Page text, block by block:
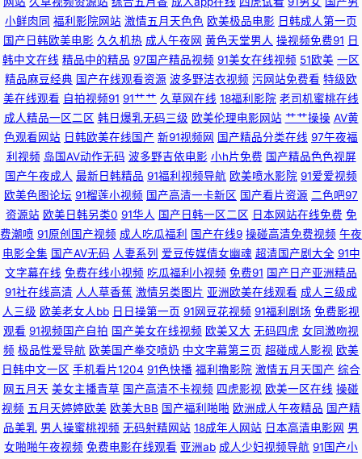
91视频在线观看h 爱豆传媒网站免费观看 超碰资源网总站 超踫社区男人天堂
亚美日 欧美中文字幕精品人妻 中文字幕日韩欧美 91n入口 在线看AV的网站
不卡 91浏览网页版豆花 91社在线观看视频 91网站网页版 传媒免费版91 东方
AV永久在线 福利社啪啪 国产福利微拍一区 先锋影音波多野结衣 先锋影音AV
资源野外 亚州麻豆91av 影音先锋AV色 91看片成人版免费看 91视频在线观
看高清 91足交视频丝袜 99草视频在线 东京热视屏 国产会所技师高跟91 九一
黄色大雷黑丝美女 欧洲精品区 日韩天天 日韩高清无码123 婷婷五月激情五
月一本 伊人婷97 伊人久久伊人 亚洲一本道色 先锋影音av资源网 最新浮力网
址公 92AV免费看 超碰在线91人人操 国产精品午夜啪啪视频 久久伊人青草
日韩精品自拍1 日韩综合在线精品 日韩色网欧美 91伊人视频 韩剧网91tv 青
小鲜肉同 福利影院网站 激情五月天色色 欧美极品电影 日韩成人第一页
国产日韩欧美电影 久久机热 成人午夜网 黄色天堂男人 操视频免费91 日
韩中文在线 精品中的精品 97国产精品视频 91美女在线视频 51欧美 一区
精品麻豆经典 国产在线观看资源 波多野洁衣视频 污网站免费看 特级欧
美在线观看 自拍视频91 91艹艹 久草网在线 18福利影院 老司机蜜桃在线
成人精品一区二区 韩日爆乳无码三级 欧美伦理电影网站 艹艹操操 AV黄
色观看网站 日韩欧美在线国产 新91视频网 国产精品分类在线 97午夜福
利视频 岛国AV动作无码 波多野吉依电影 小h片免费 国产精品色色视屏
国产午夜成人 最新日韩精品 91福利视频导航 欧美喷水影院 91爱爱视频
欧美色图论坛 91榴莲小视频 国产高清一卡新区 国产看片资源 二色吧97
资源站 欧美日韩另类0 91华人 国产日韩一区二区 日本网站在线免费 免
费潮喷 91原创国产视频 成人吃瓜福利 国产在线9 操碰高清免费视频 午夜
电影全集 国产AV无码 人妻系列 爱豆传媒倩女幽魂 超清国产剧大全 91中
文字幕在线 免费在线小视频 吃瓜福利小视频 免费91 国产日产亚洲精品
91社在线高清 人人草香蕉 激情另类图片 亚洲欧美在线观看 成人三级成
人三级 欧美老女人bb 日日操第一页 91网豆花视频 91福利剧场 免费影视
观看 91视频国产自拍 国产美女在线视频 欧美又大 无码四虎 女同激吻视
频 极品性爱导航 欧美国产拳交喷奶 中文字幕第三页 超碰成人影视 欧美
日韩中文一区 手机看片1204 91色快播 福利撸影院 激情五月天国产 综合
网五月天 美女主播青草 国产高清不卡视频 四虎影视 欧美一区在线 操碰
视频 五月天婷婷欧美 欧美大BB 国产福利啪啪 欧洲成人午夜精品 国产精
品美乳 男人操蜜桃视频 无码射精网站 18成年人网站 日本高清电影网 男
女啪啪午夜视频 免费电影在线观看 亚洲ab 成人少妇视频导航 91国产小